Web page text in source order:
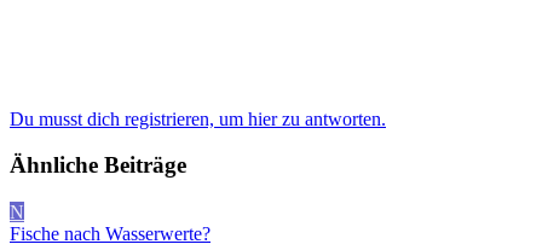
Du musst dich registrieren, um hier zu antworten.
Ähnliche Beiträge
N
Fische nach Wasserwerte?